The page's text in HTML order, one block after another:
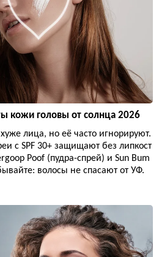
кожи головы от солнца 2026
лица, но её часто игнорируют.
с SPF 30+ защищают без липкост
Poof (пудра-спрей) и Sun Bum
волосы не спасают от УФ.